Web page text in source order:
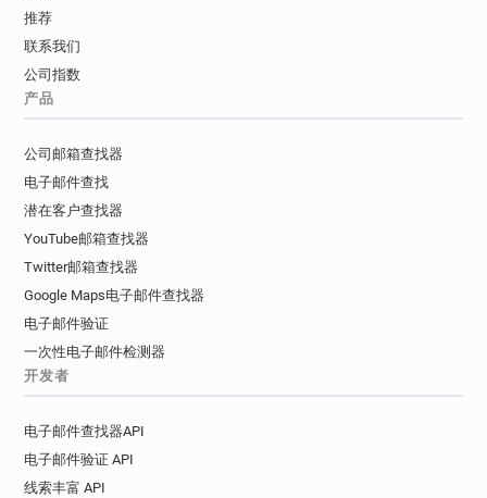
推荐
联系我们
公司指数
产品
公司邮箱查找器
电子邮件查找
潜在客户查找器
YouTube邮箱查找器
Twitter邮箱查找器
Google Maps电子邮件查找器
电子邮件验证
一次性电子邮件检测器
开发者
电子邮件查找器API
电子邮件验证 API
线索丰富 API